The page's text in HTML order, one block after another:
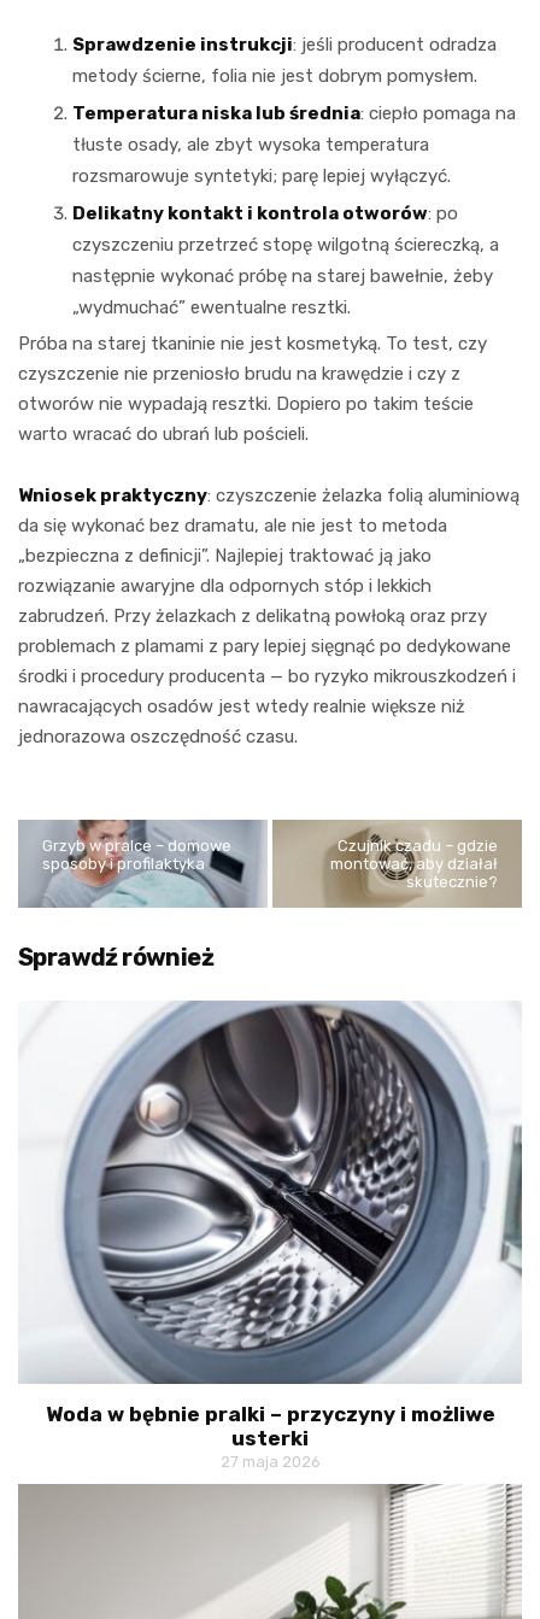
Sprawdzenie instrukcji: jeśli producent odradza
metody ścierne, folia nie jest dobrym pomysłem.
Temperatura niska lub średnia: ciepło pomaga na
tłuste osady, ale zbyt wysoka temperatura
rozsmarowuje syntetyki; parę lepiej wyłączyć.
Delikatny kontakt i kontrola otworów: po
czyszczeniu przetrzeć stopę wilgotną ściereczką, a
następnie wykonać próbę na starej bawełnie, żeby
„wydmuchać” ewentualne resztki.
Próba na starej tkaninie nie jest kosmetyką. To test, czy
czyszczenie nie przeniosło brudu na krawędzie i czy z
otworów nie wypadają resztki. Dopiero po takim teście
warto wracać do ubrań lub pościeli.
Wniosek praktyczny: czyszczenie żelazka folią aluminiową
da się wykonać bez dramatu, ale nie jest to metoda
„bezpieczna z definicji”. Najlepiej traktować ją jako
rozwiązanie awaryjne dla odpornych stóp i lekkich
zabrudzeń. Przy żelazkach z delikatną powłoką oraz przy
problemach z plamami z pary lepiej sięgnąć po dedykowane
środki i procedury producenta — bo ryzyko mikrouszkodzeń i
nawracających osadów jest wtedy realnie większe niż
jednorazowa oszczędność czasu.
Grzyb w pralce – domowe
sposoby i profilaktyka
Czujnik czadu – gdzie
montować, aby działał
skutecznie?
Sprawdź również
Woda w bębnie pralki – przyczyny i możliwe
usterki
27 maja 2026